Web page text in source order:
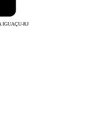
IGUAÇU-RJ